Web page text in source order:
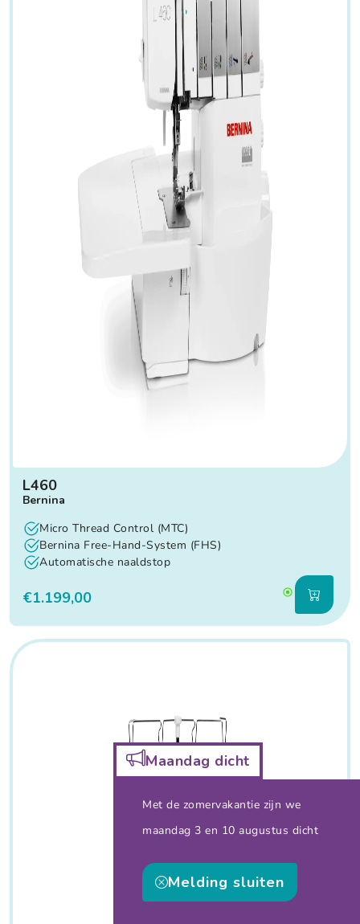
L460
Bernina
Micro Thread Control (MTC)
Bernina Free-Hand-System (FHS)
Automatische naaldstop
€1.199,00
Maandag dicht
Met de zomervakantie zijn we
maandag 3 en 10 augustus dicht
Melding sluiten